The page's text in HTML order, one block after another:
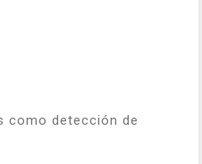
como detección de